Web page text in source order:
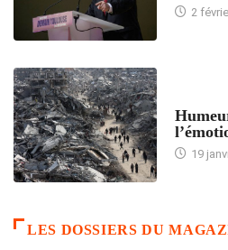
2
19
LES DOSSIERS DU